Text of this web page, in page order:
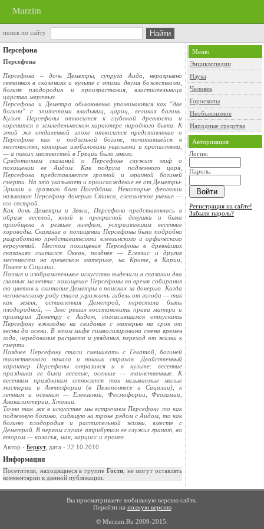
Murzim
поиск по сайту
Персефона
Персефона
Персефона – дочь Деметры, супруга Аида, неразрывно
связанная в сказаниях и культе с этими двумя божествами,
богиня плодородия и произрастания, властительница
царства мертвых.
Персефона и Деметра обыкновенно упоминаются как "две
богини" с эпитетами владычиц, цариц, великих богинь.
Культ Персефоны относится к глубокой древности и
коренится в земледельческом характере народного быта. К
этой же отдаленной эпохе относится представление о
Персефоне как о подземной богине, почитавшейся в
местностях, которые изобиловали ущельями и пропастями,
— а таких местностей в Греции было много.
Средоточием сказаний о Персефоне служит миф о
похищении ее Аидом. Как подруга подземного царя,
Персефона представляется грозной и мрачной богиней
смерти. На это указывает и происхождение ее от Деметры-
Эринии и грозного бога Посейдона. Некоторые феогонии
называют Персефону дочерью Стикса, елевзинское учение —
его сестрой.
Как дочь Деметры и Зевса, Персефона представлялась в
образе веселой, юной и прекрасной девушки и была
приобщена к резвым нимфам, устраивавшим весенние
хороводы. Сказание о похищении Персефоны было подробно
разработано представителями елевзинского и орфического
вероучений. Местом похищения Персефоны в древнйших
сказаниях считался Океан, позднее — Елевзис и другие
местности на греческом материке, на Крите, в Карии,
Понте и Сицилии.
Поэзия и изобразительное искусство выделили в сказании два
главных момента: похищение Персефоны во время собирания
ею цветов и скитание Деметры в поисках за дочерью. Когда
человеческому роду стала угрожать гибель от голода — так
как земля, оставленная Деметрой, перестала быть
плодородной, — Зевс решил восстановить права матери и
примирил Деметру с Аидом, согласившимся отпускать
Персефону ежегодно на свидание с матерью на срок от
весны до осени. В этом мифе символизирована смена времен
года, чередование расцвета и увядания, переход от жизни к
смерти.
Позднее Персефону стали смешивать с Гекатой, богиней
таинственного начала и ночных страхов. Двойственный
характер Персефоны отразился и в культе: весенние
праздники ее были веселые, осенние — таинственные. К
весенним праздникам относятся так называемые малые
мистерии и Антесфории (в Пелопоннесе и Сицилии), к
летним и осенним — Елевзинии, Фесмофории, Феогамии,
Анакалиптерии, Хтонии.
Точно так же в искусстве мы встречаем Персефону то как
подземную богиню, сидящую на троне рядом с Аидом, то как
богиню плодородия и растительной жизни, вместе с
Деметрой. В первом случае атрибутом ее служил гранат, во
втором — колосья, мак, нарцисс и прочее.
Автор - Беркут, дата - 22.10.2010
Информация
Посетители, находящиеся в группе Гости, не могут оставлять
комментарии к данной публикации.
Меню
Энциклопедии
Наука
Человек
Гороскопы
Необъяснимое
Народные средства
Авторизация
Логин:
Пароль:
Регистрация на сайте!
Забыли пароль?
Вы просматриваете мобильную версию сайта.
Перейти на полную версию
© Murzim.Ru 2009-2015.